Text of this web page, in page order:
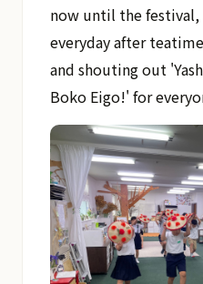
now until the
everyday after
and shouting out
Boko Eigo!' for